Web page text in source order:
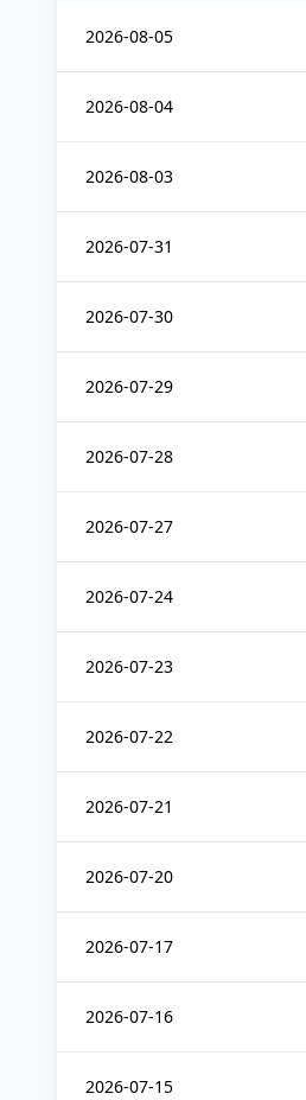
2026-08-05
2026-08-04
2026-08-03
2026-07-31
2026-07-30
2026-07-29
2026-07-28
2026-07-27
2026-07-24
2026-07-23
2026-07-22
2026-07-21
2026-07-20
2026-07-17
2026-07-16
2026-07-15